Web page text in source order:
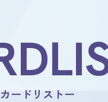
ードリストー